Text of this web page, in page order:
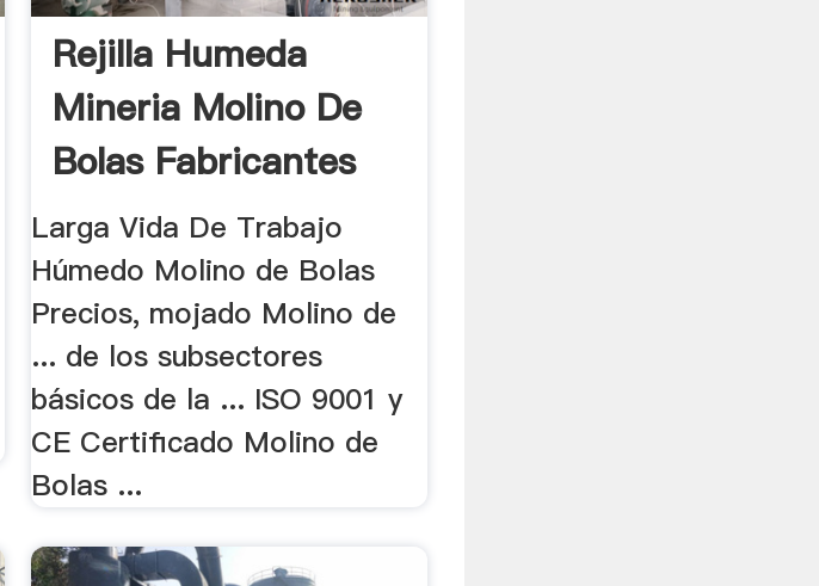
Rejilla Humeda
Mineria Molino De
Bolas Fabricantes
Larga Vida De Trabajo
Húmedo Molino de Bolas
Precios, mojado Molino de
... de los subsectores
básicos de la ... ISO 9001 y
CE Certificado Molino de
Bolas ...